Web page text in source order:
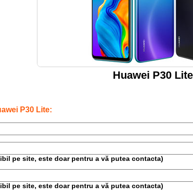
Huawei P30 Lite
P30 Lite:
pe site, este doar pentru a vă putea contacta)
pe site, este doar pentru a vă putea contacta)